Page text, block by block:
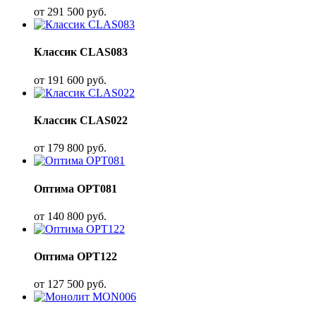
от 291 500 руб.
Классик CLAS083
от 191 600 руб.
Классик CLAS022
от 179 800 руб.
Оптима OPT081
от 140 800 руб.
Оптима OPT122
от 127 500 руб.